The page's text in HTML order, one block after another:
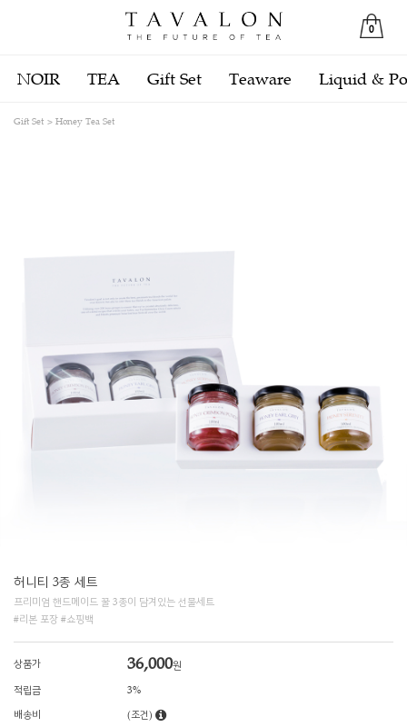
0
NOIR TEA Gift Set Teaware Liquid &
Gift Set Honey Tea Set
허니티 3종 세트
프리미엄 핸드메이드 꿀 3종이 담겨있는 선물세트
#리본 포장 #쇼핑백
상품가 36,000원
적립금 3%
배송비 (조건)